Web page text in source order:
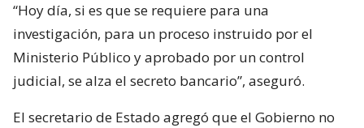
“Hoy día, si es que se requiere para una
investigación, para un proceso instruido por el
Ministerio Público y aprobado por un control
judicial, se alza el secreto bancario”, aseguró.
El secretario de Estado agregó que el Gobierno no